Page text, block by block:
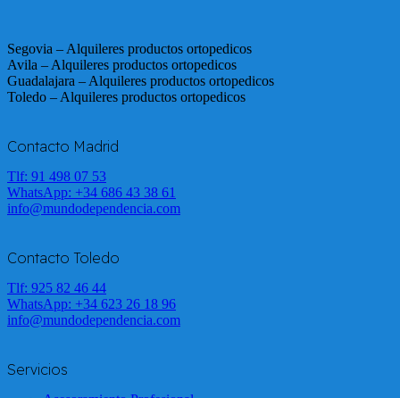
Segovia – Alquileres productos ortopedicos
Avila – Alquileres productos ortopedicos
Guadalajara – Alquileres productos ortopedicos
Toledo – Alquileres productos ortopedicos
Contacto Madrid
Tlf: 91 498 07 53
WhatsApp: +34 686 43 38 61
info@mundodependencia.com
Contacto Toledo
Tlf: 925 82 46 44
WhatsApp: +34 623 26 18 96
info@mundodependencia.com
Servicios